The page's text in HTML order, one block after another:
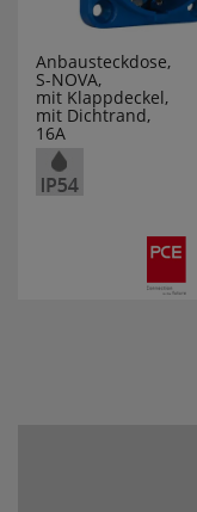
Anbausteckdose,
S-NOVA,
mit Klappdeckel,
mit Dichtrand,
16A